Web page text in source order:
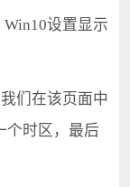
们在该页面中
个时区，最后